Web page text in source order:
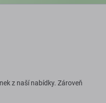
z naší nabídky. Zároveň